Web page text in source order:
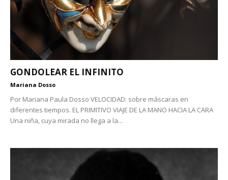
GONDOLEAR EL INFINITO
Mariana Dosso
Por Mariana Paula Dosso VELOCIDAD: sobre máscaras en
diferentes tiempos. EL PRIMITIVO VIAJE DE LA MANO HACIA LA CARA
Una niña, cuya mirada no llega a la...